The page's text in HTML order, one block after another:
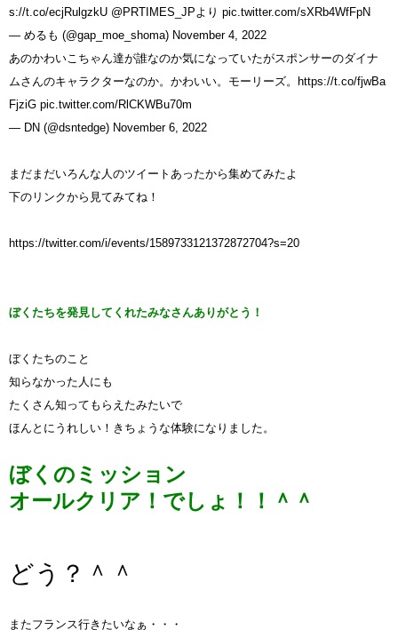
s://t.co/ecjRulgzkU @PRTIMES_JPより pic.twitter.com/sXRb4WfFpN
— めるも (@gap_moe_shoma) November 4, 2022
あのかわいこちゃん達が誰なのか気になっていたがスポンサーのダイナ
ムさんのキャラクターなのか。かわいい。モーリーズ。
https://t.co/fjwBa
FjziG pic.twitter.com/RlCKWBu70m
— DN (@dsntedge) November 6, 2022
まだまだいろんな人のツイートあったから集めてみたよ
下のリンクから見てみてね！
https://twitter.com/i/events/1589733121372872704?s=20
ぼくたちを発見してくれたみなさんありがとう！
ぼくたちのこと
知らなかった人にも
たくさん知ってもらえたみたいで
ほんとにうれしい！きちょうな体験になりました。
ぼくのミッション
オールクリア！でしょ！！＾＾
どう？＾＾
またフランス行きたいなぁ・・・